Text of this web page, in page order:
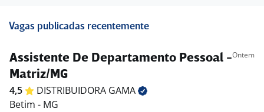
Vagas publicadas recentemente
Assistente De Departamento Pessoal -
Matriz/MG
Ontem
4,5 DISTRIBUIDORA GAMA
Betim - MG